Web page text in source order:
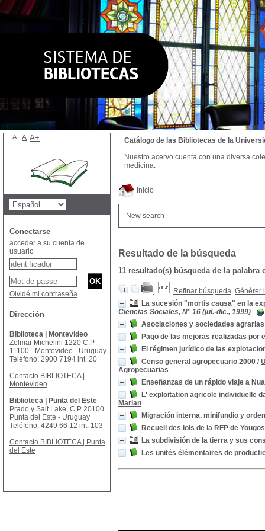
Inicio
New search
Resultado de la búsqueda
11 resultado(s) búsqueda de la palabra
Refinar búsqueda Générer
La sucesión "mortis causa" en la
Ciencias Sociales, N° 16 (jul.-dic., 1999)
Asociaciones y sociedades agrarias
Pago de las mejoras realizadas por
El régimen jurídico de las
Censo general agropecuario 2000 /
Agropecuarias
Enseñanzas de un rápido viaje a
L' exploitation agricole individuelle
Marian
Migración interna, minifundio y
Recueil des lois de la RFP de
La subdivisión de la tierra y sus
Les unités élémentaires de
Catálogo de las Bibliotecas de la
Nuestro acervo cuenta con una diversa
medicina.
A- A A+
Conectarse
acceder a su cuenta de
usuario
Olvidé mi contraseña
Dirección
Biblioteca | Montevideo
Zelmar Michelini 1220 C.P
11100 - Montevideo - Uruguay
Teléfono: 2900 7194 int. 20
Contacto BIBLIOTECA |
Montevideo
Biblioteca | Punta del Este
Prado y Salt Lake, C.P 20100
Punta del Este - Uruguay
Teléfono: 4249 66 12 int. 103
Contacto BIBLIOTECA | Punta
del Este